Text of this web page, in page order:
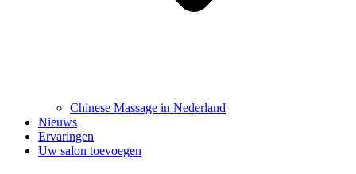
Chinese Massage in Nederland
Nieuws
Ervaringen
Uw salon toevoegen